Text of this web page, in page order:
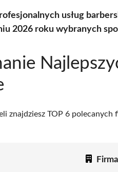
usług
2026 roku wybranych
znajdziesz TOP 6 polecanych
Firma